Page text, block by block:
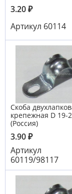
3.20₽
Артикул 60114
Скоба
крепежная D
(Россия)
3.90₽
Артикул
60119/98117